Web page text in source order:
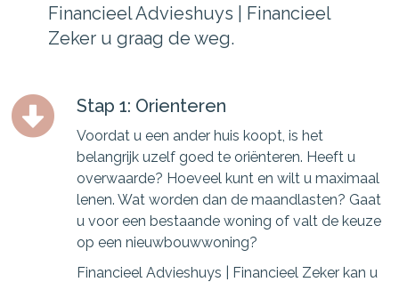
Financieel Advieshuys | Financieel
Zeker u graag de weg.
Stap 1: Orienteren
Voordat u een ander huis koopt, is het
belangrijk uzelf goed te oriënteren. Heeft u
overwaarde? Hoeveel kunt en wilt u maximaal
lenen. Wat worden dan de maandlasten? Gaat
u voor een bestaande woning of valt de keuze
op een nieuwbouwwoning?
Financieel Advieshuys | Financieel Zeker kan u